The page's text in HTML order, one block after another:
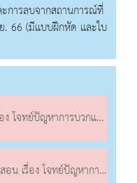
การลบจากสถานการณ์ที่
. 66 (มีแบบฝึกหัด และใบ
ละการลบจากสถานการณ์ที่มีคำว่ามากกว่า
วกและการลบจากสถานการณ์ที่มีคำว่ามากกว่า